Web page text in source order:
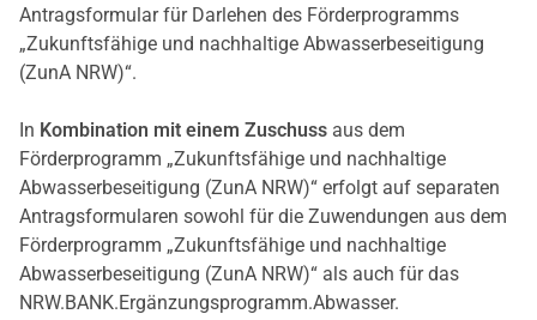
Antragsformular für Darlehen des Förderprogramms
„Zukunftsfähige und nachhaltige Abwasserbeseitigung
(ZunA NRW)“.
In Kombination mit einem Zuschuss aus dem
Förderprogramm „Zukunftsfähige und nachhaltige
Abwasserbeseitigung (ZunA NRW)“ erfolgt auf separaten
Antragsformularen sowohl für die Zuwendungen aus dem
Förderprogramm „Zukunftsfähige und nachhaltige
Abwasserbeseitigung (ZunA NRW)“ als auch für das
NRW.BANK.Ergänzungsprogramm.Abwasser.